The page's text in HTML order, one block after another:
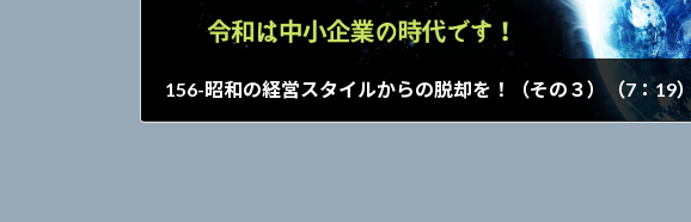
156-昭和の経営スタイルからの脱却を！（その３）（7：19）